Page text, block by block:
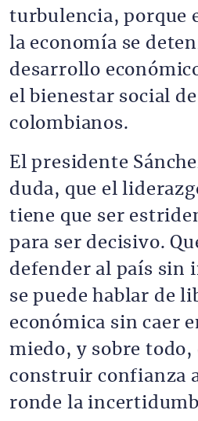
turbulencia, porque
la economía se
desarrollo
el bienestar social
colombianos.
El presidente
duda, que el
tiene que ser
para ser decisivo.
defender al país sin
se puede hablar de
económica sin caer
miedo, y sobre todo,
construir confianza
ronde la